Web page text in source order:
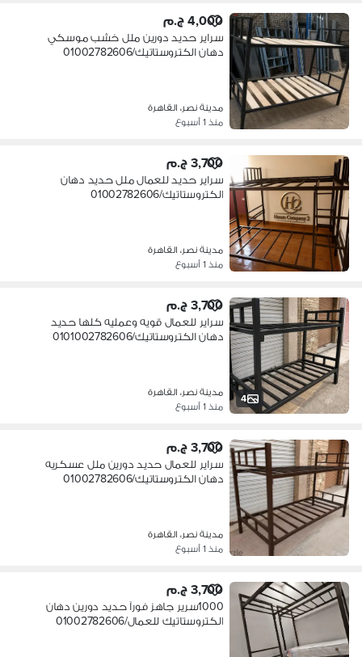
4,000 ج.م
سراير حديد دورين ملل خشب موسكي
دهان الكتروستاتيك/01002782606
مدينة نصر، القاهرة
منذ 1 أسبوع
3,700 ج.م
سراير حديد للعمال ملل حديد دهان
الكتروستاتيك/01002782606
مدينة نصر، القاهرة
منذ 1 أسبوع
4
3,700 ج.م
سراير للعمال قويه وعمليه كلها حديد
دهان الكتروستاتيك/0101002782606
مدينة نصر، القاهرة
منذ 1 أسبوع
3,700 ج.م
سراير للعمال حديد دورين ملل عسكريه
دهان الكتروستاتيك/01002782606
مدينة نصر، القاهرة
منذ 1 أسبوع
3,700 ج.م
1000سرير جاهز فورآ حديد دورين دهان
الكتروستاتيك للعمال/01002782606